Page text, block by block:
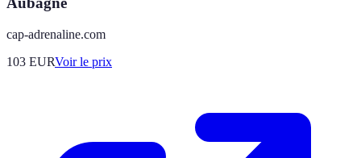
cap-adrenaline.com
103 EURVoir le prix